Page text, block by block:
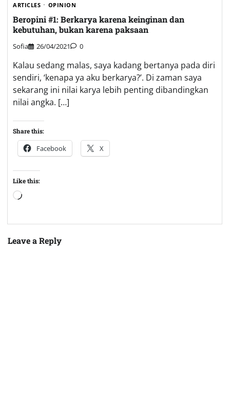
ARTICLES OPINION
Beropini #1: Berkarya karena keinginan dan
kebutuhan, bukan karena paksaan
Sofia 26/04/2021 0
Kalau sedang malas, saya kadang bertanya pada diri
sendiri, ‘kenapa ya aku berkarya?’. Di zaman saya
sekarang ini nilai karya lebih penting dibandingkan
nilai angka. […]
Share this:
Facebook X
Like this:
Loading…
Leave a Reply